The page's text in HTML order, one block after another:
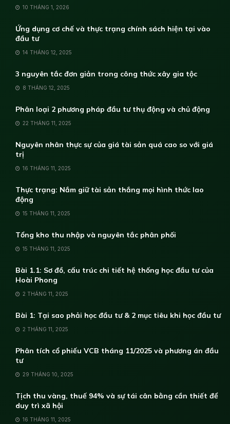
10 THÁNG 1, 2026
Ứng dụng cơ chế và thực trạng chính sách hiện tại vào
đầu tư
14 THÁNG 12, 2025
3 nguyên tắc đơn giản trong công thức xây gia tộc
8 THÁNG 12, 2025
Phân loại 2 phương pháp đầu tư thụ động và chủ động
22 THÁNG 11, 2025
Nguyên nhân thực sự của giá tài sản quá cao so với giá
trị
16 THÁNG 11, 2025
Thực trạng: Nắm giữ tài sản thắng mọi hình thức lao
động
15 THÁNG 11, 2025
Tổng kho thu nhập và nguyên tắc phân phối
15 THÁNG 11, 2025
Bài 1.1: Sơ đồ, cấu trúc chi tiết hệ thống học đầu tư của
Hoài Phong
2 THÁNG 11, 2025
Bài 1: Tại sao phải học đầu tư & 2 mục tiêu khi học đầu tư
2 THÁNG 11, 2025
Phân tích cổ phiếu VCB tháng 11/2025 và phương án đầu
tư
29 THÁNG 10, 2025
Tịch thu vàng, thuế 94% và sự tái cân bằng cần thiết để
duy trì xã hội
16 THÁNG 11, 2025